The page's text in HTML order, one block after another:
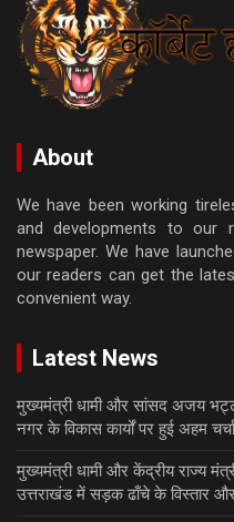
About
We have been working
and developments to our
newspaper. We have
our readers can get the
convenient way.
Latest News
मुख्यमंत्री धामी और सांसद अजय
नगर के विकास कार्यों पर हुई अहम चर्चा
मुख्यमंत्री धामी और केंद्रीय राज्य
उत्तराखंड में सड़क ढाँचे के विस्तार और